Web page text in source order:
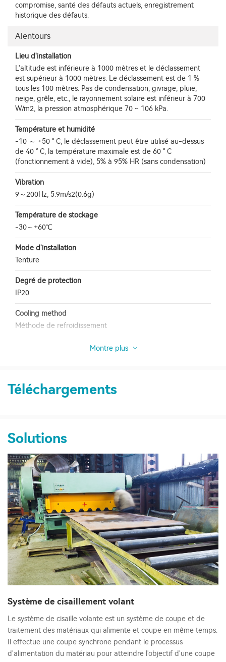
compromise, santé des défauts actuels, enregistrement
historique des défauts.
Alentours
Lieu d'installation
L'altitude est inférieure à 1000 mètres et le déclassement
est supérieur à 1000 mètres. Le déclassement est de 1 %
tous les 100 mètres. Pas de condensation, givrage, pluie,
neige, grêle, etc., le rayonnement solaire est inférieur à 700
W/m2, la pression atmosphérique 70 ~ 106 kPa.
Température et humidité
-10 ～ +50 ° C, le déclassement peut être utilisé au-dessus
de 40 ° C, la température maximale est de 60 ° C
(fonctionnement à vide), 5% à 95% HR (sans condensation)
Vibration
9～200Hz, 5.9m/s2(0.6g)
Température de stockage
-30～+60℃
Mode d'installation
Tenture
Degré de protection
IP20
Cooling method
Méthode de refroidissement
Montre plus
Téléchargements
Solutions
Système de cisaillement volant
Le système de cisaille volante est un système de coupe et de
traitement des matériaux qui alimente et coupe en même temps.
Il effectue une coupe synchrone pendant le processus
d'alimentation du matériau pour atteindre l'objectif d'une coupe